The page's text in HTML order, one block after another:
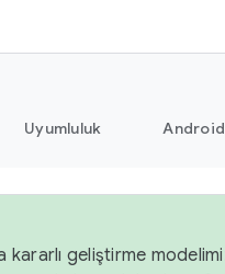
Uyumluluk Android
kararlı geliştirme